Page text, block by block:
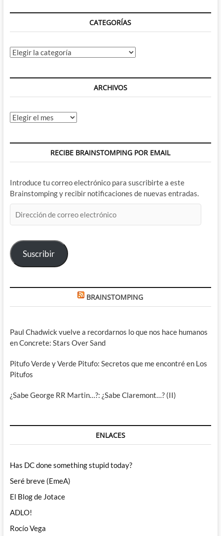
CATEGORÍAS
Categorías
ARCHIVOS
Archivos
RECIBE BRAINSTOMPING POR EMAIL
Introduce tu correo electrónico para suscribirte a este
Brainstomping y recibir notificaciones de nuevas entradas.
de
electrónico
Suscribir
BRAINSTOMPING
Paul Chadwick vuelve a recordarnos lo que nos hace humanos
en Concrete: Stars Over Sand
Pitufo Verde y Verde Pitufo: Secretos que me encontré en Los
Pitufos
¿Sabe George RR Martin…?: ¿Sabe Claremont…? (II)
ENLACES
Has DC done something stupid today?
Seré breve (EmeA)
El Blog de Jotace
ADLO!
Rocío Vega